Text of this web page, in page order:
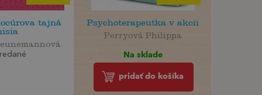
tajná
Psychoterapeutka v akcii
Perryová Philippa
Na sklade
pridať do košíka